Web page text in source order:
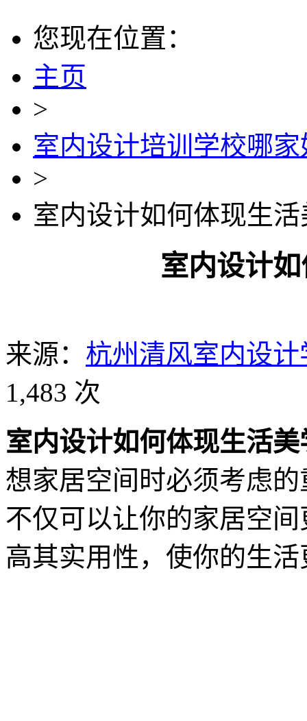
您现在位置：
主页
>
室内设计培训学校哪家
>
室内设计如何体现生活
室内设计
来源： 杭州清风室内设计
1,483 次
室内设计如何体现生活美
想家居空间时必须考虑
不仅可以让你的家居空
高其实用性，使你的生